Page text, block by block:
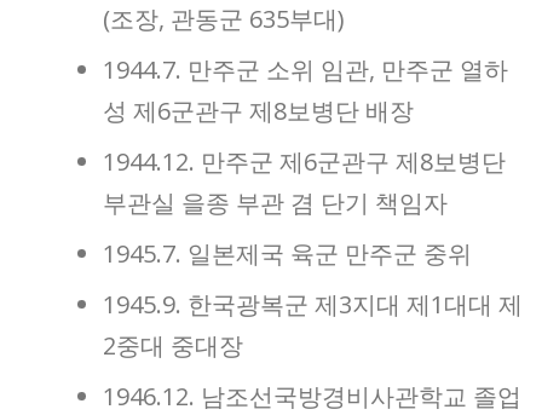
(조장, 관동군 635부대)
1944.7. 만주군 소위 임관, 만주군 열하
성 제6군관구 제8보병단 배장
1944.12. 만주군 제6군관구 제8보병단
부관실 을종 부관 겸 단기 책임자
1945.7. 일본제국 육군 만주군 중위
1945.9. 한국광복군 제3지대 제1대대 제
2중대 중대장
1946.12. 남조선국방경비사관학교 졸업